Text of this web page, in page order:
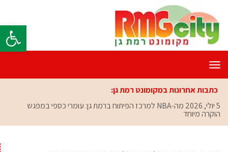
פתח
תפריט
כתבות אחרונות במקומונט רמת גן:
5 יולי, 2026
מה-NBA למרכז הפיתוח ברמת גן: עומרי כספי במפגש
הוקרה מיוחד